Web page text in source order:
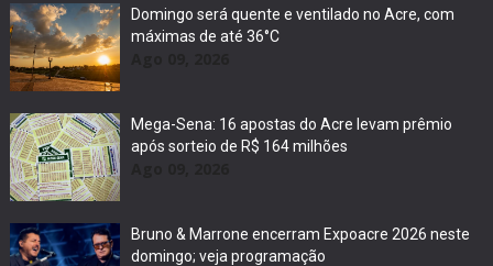
Domingo será quente e ventilado no Acre, com
máximas de até 36°C
Mega-Sena: 16 apostas do Acre levam prêmio
após sorteio de R$ 164 milhões
Bruno & Marrone encerram Expoacre 2026 neste
domingo; veja programação